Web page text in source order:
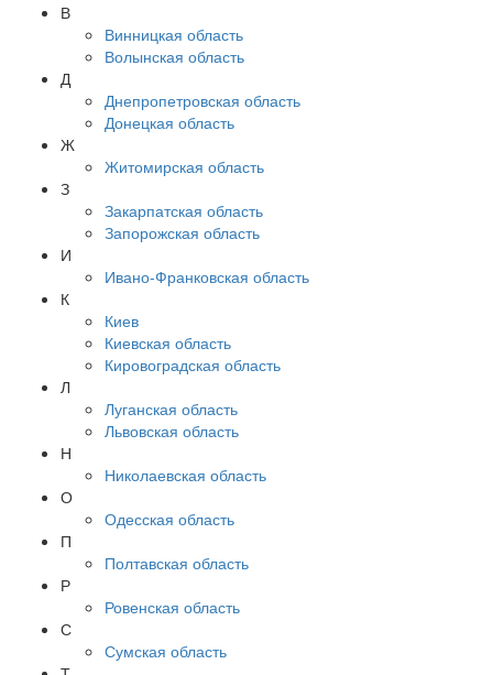
В
Винницкая область
Волынская область
Д
Днепропетровская область
Донецкая область
Ж
Житомирская область
З
Закарпатская область
Запорожская область
И
Ивано-Франковская область
К
Киев
Киевская область
Кировоградская область
Л
Луганская область
Львовская область
Н
Николаевская область
О
Одесская область
П
Полтавская область
Р
Ровенская область
С
Сумская область